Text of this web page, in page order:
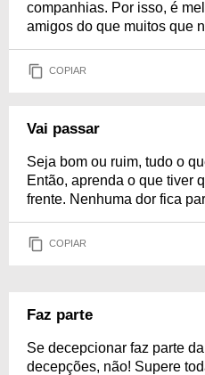
companhias. Por isso, é
amigos do que muitos que
COPIAR
Vai passar
Seja bom ou ruim, tudo o
Então, aprenda o que tiver
frente. Nenhuma dor fica
COPIAR
Faz parte
Se decepcionar faz parte
decepções, não! Supere